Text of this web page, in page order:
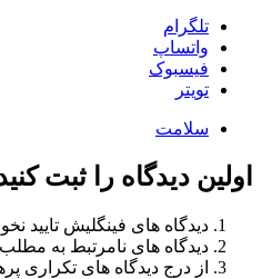
تلگرام
واتساپ
فیسبوک
تویتر
سلامت
اولین دیدگاه را ثبت
دیدگاه های فینگلیش تایید
دیدگاه های نامرتبط به مطلب
از درج دیدگاه های تکراری